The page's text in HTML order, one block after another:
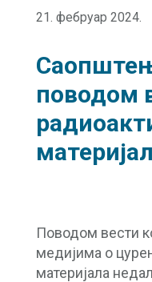
21. фебруар 2024.
поводом
Поводом вести
медијима о
материјала